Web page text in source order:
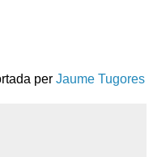
per Jaume Tugores